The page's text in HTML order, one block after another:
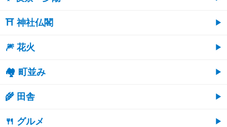
⛩ 神社仏閣
🎆 花火
🏘 町並み
🌾 田舎
🍴 グルメ